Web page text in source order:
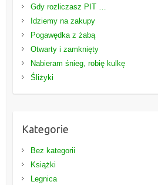
Gdy rozliczasz PIT …
Idziemy na zakupy
Pogawędka z żabą
Otwarty i zamknięty
Nabieram śnieg, robię kulkę
Śliżyki
Kategorie
Bez kategorii
Książki
Legnica